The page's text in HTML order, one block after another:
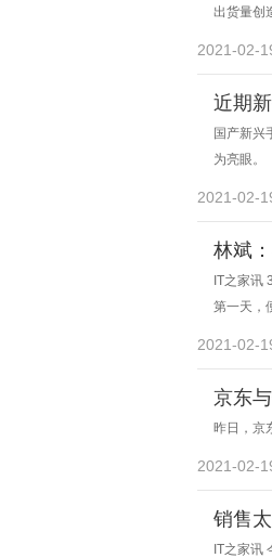
出货量创
2021-02-
近期
国产新兴
为亮眼。
2021-02-
林斌
IT之家讯
第一天，
2021-02-
京东
昨日，京
2021-02-
销售
IT之家讯